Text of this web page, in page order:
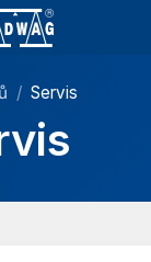
Servis